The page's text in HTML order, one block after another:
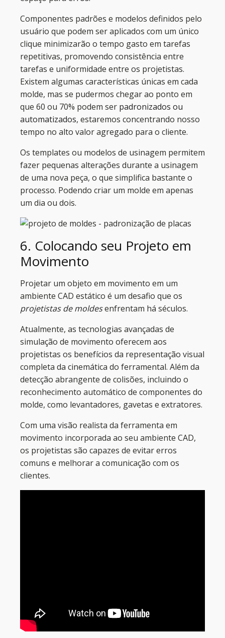
Componentes padrões e modelos definidos pelo
usuário que podem ser aplicados com um único
clique minimizarão o tempo gasto em tarefas
repetitivas, promovendo consistência entre
tarefas e uniformidade entre os projetistas.
Existem algumas características únicas em cada
molde, mas se pudermos chegar ao ponto em
que 60 ou 70% podem ser padronizados ou
automatizados, estaremos concentrando nosso
tempo no alto valor agregado para o cliente.
Os templates ou modelos de usinagem permitem
fazer pequenas alterações durante a usinagem
de uma nova peça, o que simplifica bastante o
processo. Podendo criar um molde em apenas
um dia ou dois.
6. Colocando seu Projeto em
Movimento
Projetar um objeto em movimento em um
ambiente CAD estático é um desafio que os
projetistas de moldesenfrentam há séculos.
Atualmente, as tecnologias avançadas de
simulação de movimento oferecem aos
projetistas os benefícios da representação visual
completa da cinemática do ferramental. Além da
detecção abrangente de colisões, incluindo o
reconhecimento automático de componentes do
molde, como levantadores, gavetas e extratores.
Com uma visão realista da ferramenta em
movimento incorporada ao seu ambiente CAD,
os projetistas são capazes de evitar erros
comuns e melhorar a comunicação com os
clientes.